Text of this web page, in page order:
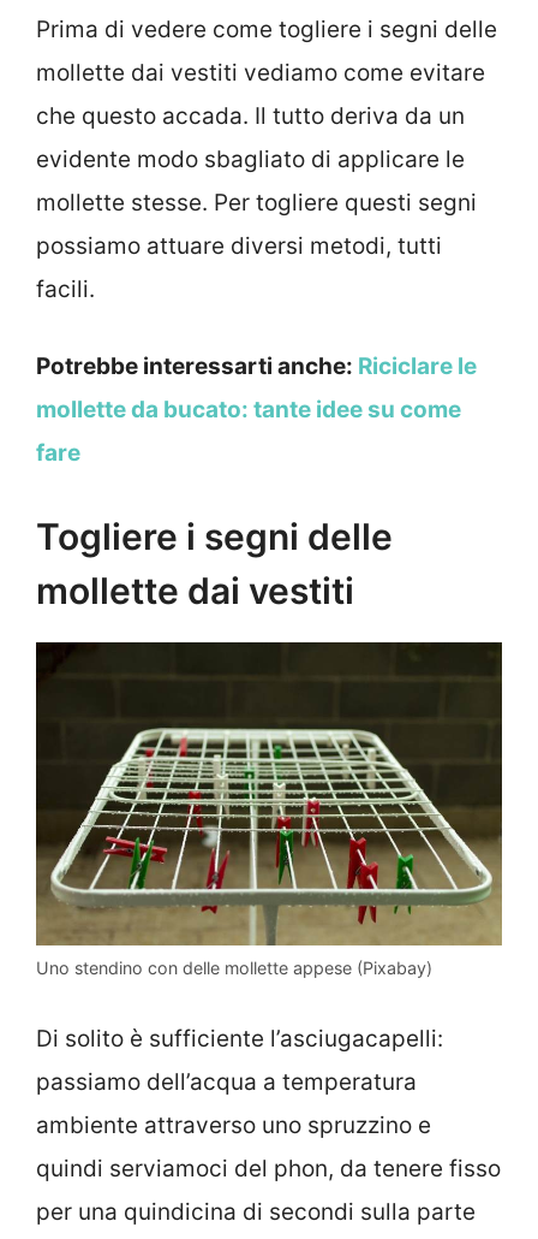
Prima di vedere come togliere i segni delle
mollette dai vestiti vediamo come evitare
che questo accada. Il tutto deriva da un
evidente modo sbagliato di applicare le
mollette stesse. Per togliere questi segni
possiamo attuare diversi metodi, tutti
facili.
Potrebbe interessarti anche: Riciclare le
mollette da bucato: tante idee su come
fare
Togliere i segni delle
mollette dai vestiti
Uno stendino con delle mollette appese (Pixabay)
Di solito è sufficiente l’asciugacapelli:
passiamo dell’acqua a temperatura
ambiente attraverso uno spruzzino e
quindi serviamoci del phon, da tenere fisso
per una quindicina di secondi sulla parte